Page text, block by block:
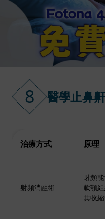
8 醫學止鼻
治療方式 原理
射頻消融術
射頻
軟顎
其收